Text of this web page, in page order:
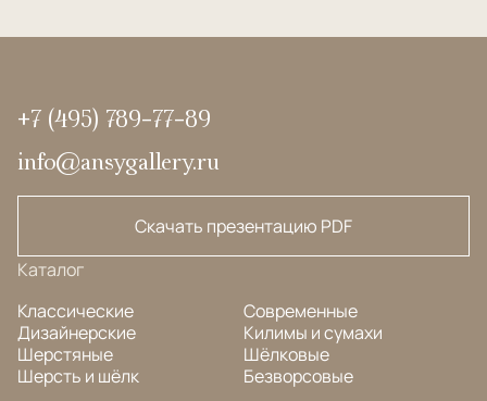
+7 (495) 789-77-89
info@ansygallery.ru
Скачать презентацию PDF
Каталог
Классические
Дизайнерские
Шерстяные
Шерсть и шёлк
Современные
Килимы и сумахи
Шёлковые
Безворсовые